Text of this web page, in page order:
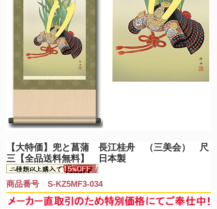
【大特価】 兜と菖蒲 長江桂舟 （三美会） 尺
三【全品送料無料】 日本製
商品番号 S-KZ5MF3-034